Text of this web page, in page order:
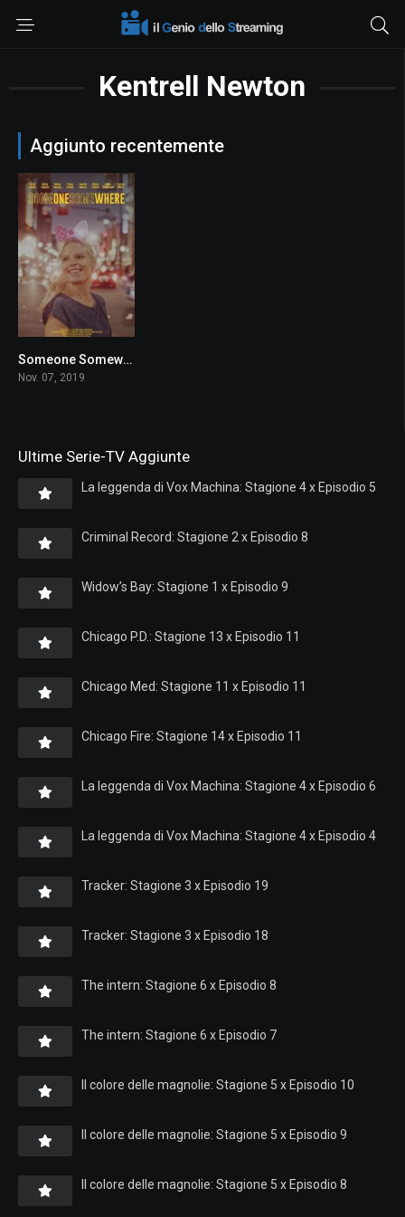
Kentrell Newton
Aggiunto recentemente
5.5Someone Somewhere
Nov. 07, 2019
Ultime Serie-TV Aggiunte
La leggenda di Vox Machina: Stagione 4 x Episodio 5
Criminal Record: Stagione 2 x Episodio 8
Widow’s Bay: Stagione 1 x Episodio 9
Chicago P.D.: Stagione 13 x Episodio 11
Chicago Med: Stagione 11 x Episodio 11
Chicago Fire: Stagione 14 x Episodio 11
La leggenda di Vox Machina: Stagione 4 x Episodio 6
La leggenda di Vox Machina: Stagione 4 x Episodio 4
Tracker: Stagione 3 x Episodio 19
Tracker: Stagione 3 x Episodio 18
The intern: Stagione 6 x Episodio 8
The intern: Stagione 6 x Episodio 7
Il colore delle magnolie: Stagione 5 x Episodio 10
Il colore delle magnolie: Stagione 5 x Episodio 9
Il colore delle magnolie: Stagione 5 x Episodio 8